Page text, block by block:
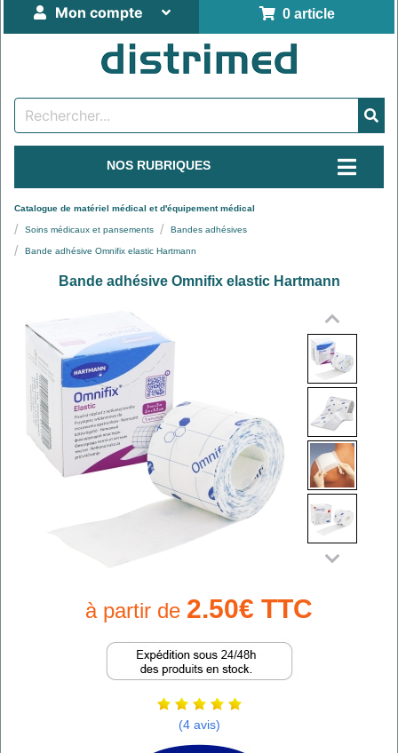
0 article
Mon compte
NOS RUBRIQUES
Catalogue de matériel médical et d'équipement médical
Soins médicaux et pansements Bandes adhésives
Bande adhésive Omnifix elastic Hartmann
Bande adhésive Omnifix elastic Hartmann
à partir de 2.50€ TTC
(4 avis)